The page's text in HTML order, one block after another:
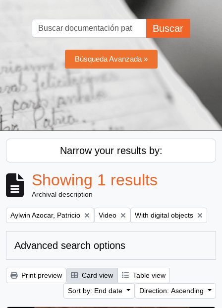
Buscar
Búsqueda Avanzada »
Narrow your results by:
Showing 1 results
Archival description
Remove filter:
Aylwin Azocar, Patricio Remove filter:
Video Remove filter:
With digital objects
Advanced search options
Print preview Card view
Table view
Sort by: End date
Direction: Ascending